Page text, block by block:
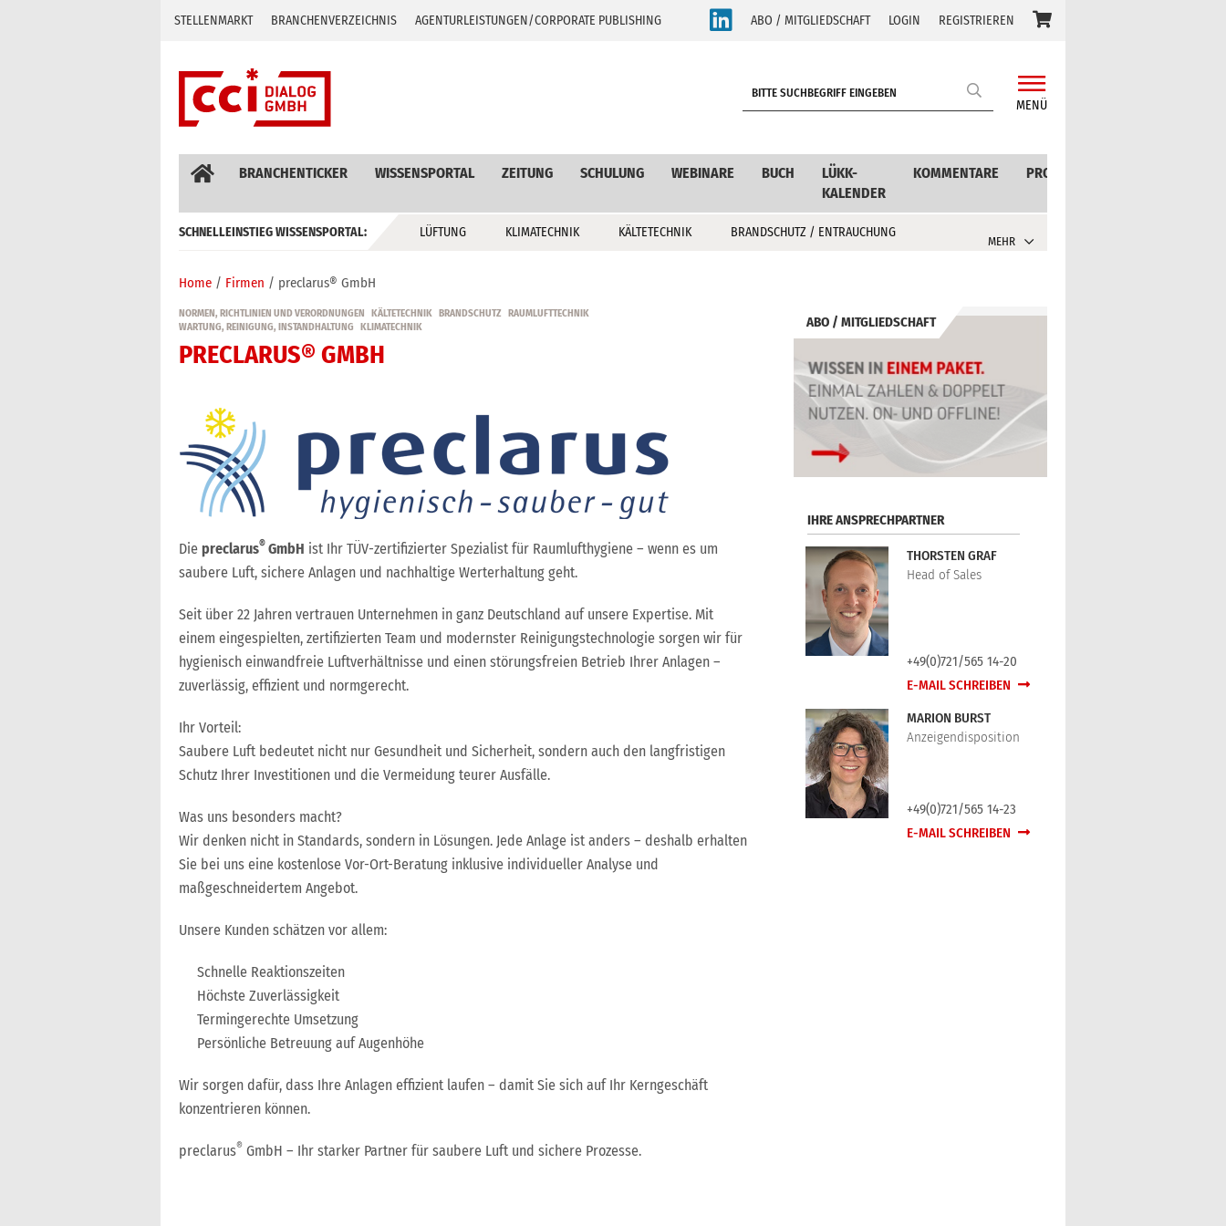
to
STELLENMARKT BRANCHENVERZEICHNIS AGENTURLEISTUNGEN/CORPORATE PUBLISHING ABO / MITGLIEDSCHAFT LOGIN REGISTRIEREN
MENÜ
BRANCHENTICKER WISSENSPORTAL ZEITUNG SCHULUNG WEBINARE BUCH
LÜKK-
KALENDER
KOMMENTARE PRODUKTE
SCHNELLEINSTIEG WISSENSPORTAL: LÜFTUNG KLIMATECHNIK KÄLTETECHNIK BRANDSCHUTZ / ENTRAUCHUNG
MEHR
Home Firmen preclarus® GmbH
NORMEN, RICHTLINIEN UND VERORDNUNGEN KÄLTETECHNIK BRANDSCHUTZ
RAUMLUFTTECHNIK
WARTUNG, REINIGUNG, INSTANDHALTUNG
KLIMATECHNIK
PRECLARUS® GMBH
Die preclarus® GmbH ist Ihr TÜV-zertifizierter Spezialist für Raumlufthygiene – wenn es um
saubere Luft, sichere Anlagen und nachhaltige Werterhaltung geht.
Seit über 22 Jahren vertrauen Unternehmen in ganz Deutschland auf unsere Expertise. Mit
einem eingespielten, zertifizierten Team und modernster Reinigungstechnologie sorgen wir für
hygienisch einwandfreie Luftverhältnisse und einen störungsfreien Betrieb Ihrer Anlagen –
zuverlässig, effizient und normgerecht.
Ihr Vorteil:
Saubere Luft bedeutet nicht nur Gesundheit und Sicherheit, sondern auch den langfristigen
Schutz Ihrer Investitionen und die Vermeidung teurer Ausfälle.
Was uns besonders macht?
Wir denken nicht in Standards, sondern in Lösungen. Jede Anlage ist anders – deshalb erhalten
Sie bei uns eine kostenlose Vor-Ort-Beratung inklusive individueller Analyse und
maßgeschneidertem Angebot.
Unsere Kunden schätzen vor allem:
Schnelle Reaktionszeiten
Höchste Zuverlässigkeit
Termingerechte Umsetzung
Persönliche Betreuung auf Augenhöhe
Wir sorgen dafür, dass Ihre Anlagen effizient laufen – damit Sie sich auf Ihr Kerngeschäft
konzentrieren können.
preclarus® GmbH – Ihr starker Partner für saubere Luft und sichere Prozesse.
ABO / MITGLIEDSCHAFT
IHRE ANSPRECHPARTNER
THORSTEN GRAF
Head of Sales
+49(0)721/565 14-20
E-MAIL SCHREIBEN
MARION BURST
Anzeigendisposition
+49(0)721/565 14-23
E-MAIL SCHREIBEN